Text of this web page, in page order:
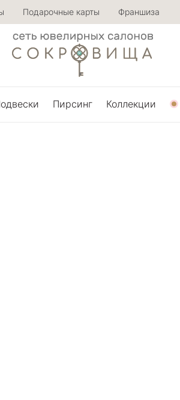
Подарочные карты Франшиза
Пирсинг Коллекции